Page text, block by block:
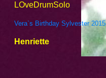
LOveDrumSolo
Vera`s Birthday Sylvester 2015
Henriette